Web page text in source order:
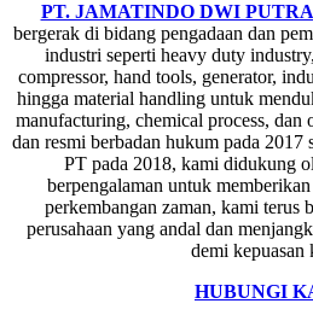
PT. JAMATINDO DWI PUTRA
bergerak di bidang pengadaan dan
industri seperti heavy duty
compressor, hand tools, generator,
hingga material handling untuk
manufacturing, chemical process,
dan resmi berbadan hukum pada 2017
PT pada 2018, kami didukung
berpengalaman untuk
perkembangan zaman, kami terus
perusahaan yang andal dan
demi kepuasan
HUBUNGI